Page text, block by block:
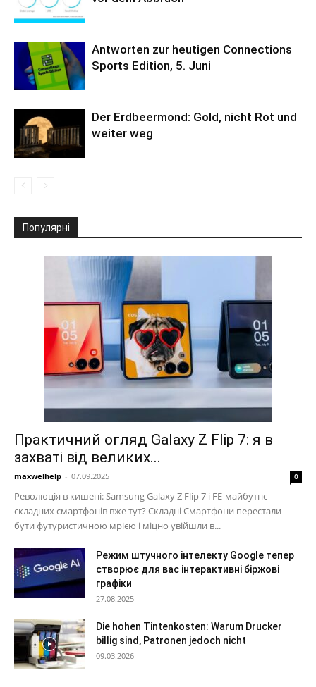
Antworten zur heutigen Connections
Sports Edition, 5. Juni
Der Erdbeermond: Gold, nicht Rot und
weiter weg
Популярні
Практичний огляд Galaxy Z Flip 7: я в
захваті від великих...
maxwelhelp - 07.09.2025 0
Революція в кишені: Samsung Galaxy Z Flip 7 і FE-майбутнє
складних смартфонів вже тут? Складні Смартфони перестали
бути футуристичною мрією і міцно увійшли в...
Режим штучного інтелекту Google тепер
створює для вас інтерактивні біржові
графіки
27.08.2025
Die hohen Tintenkosten: Warum Drucker
billig sind, Patronen jedoch nicht
09.03.2026